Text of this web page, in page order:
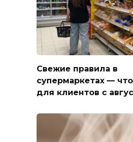
Свежие правила в
супермаркетах —
для клиентов с